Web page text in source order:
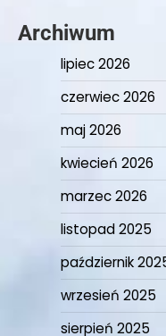
Archiwum
lipiec 2026
czerwiec 2026
maj 2026
kwiecień 2026
marzec 2026
listopad 2025
październik
wrzesień 2025
sierpień 2025